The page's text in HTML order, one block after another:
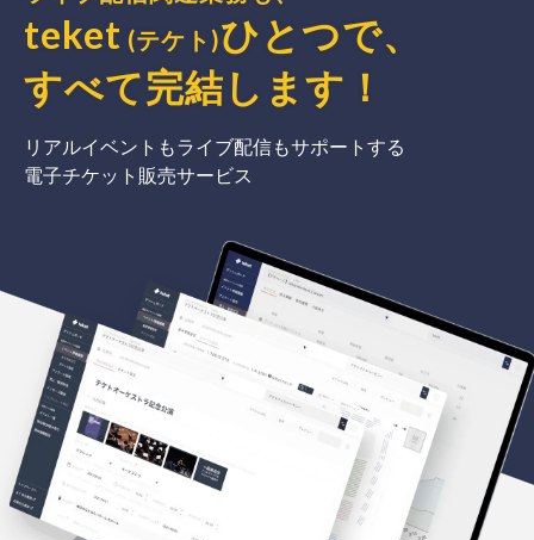
teket (テケト)ひとつで、
すべて完結 します ！
リアルイベントもライブ配信もサポートする
電子チケット販売サービス